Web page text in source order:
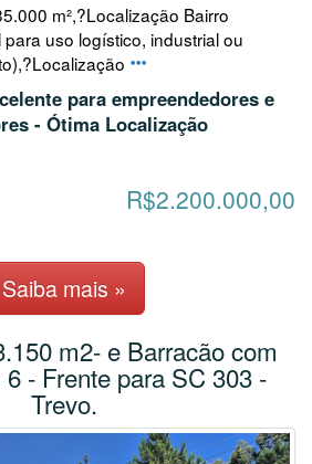
m²,?Localização Bairro
uso logístico, industrial ou
para empreendedores e
- Ótima Localização
R$2.200.000,00
Saiba mais »
m2- e Barracão com
- Frente para SC 303 -
Trevo.